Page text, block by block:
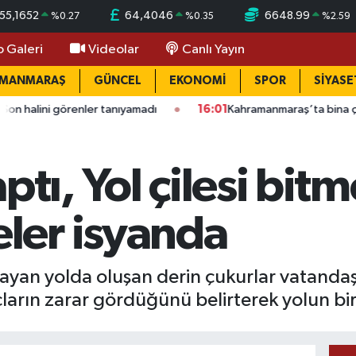
55,1652 %0.27 64,4046 %0.35 6648.99 %2.59
Galeri Videolar Canlı Yayın
GÜNCEL EKONOMİ SPOR
tanıyamadı 16:01Kahramanmaraş’ta bina çöktü:
Yol çilesi
isyanda
yolda oluşan derin çukurlar
zarar gördüğünü belirterek yolun bir